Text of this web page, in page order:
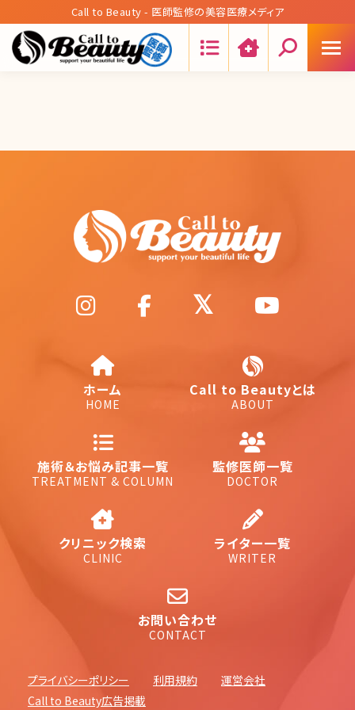
Call to Beauty - 医師監修の美容医療メディア
ホーム
HOME
Call to Beautyとは
ABOUT
施術＆お悩み記事一覧
TREATMENT & COLUMN
監修医師一覧
DOCTOR
クリニック検索
CLINIC
ライター一覧
WRITER
お問い合わせ
CONTACT
プライバシーポリシー 利用規約
運営会社
Call to Beauty広告掲載